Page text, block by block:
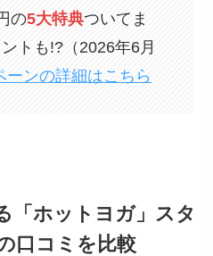
の5大特典ついてま
トも!?（2026年6月
ーンの詳細はこちら
「ホットヨガ」スタ
口コミを比較